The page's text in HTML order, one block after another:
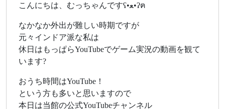
こんにちは、むっちゃんですʕ•ﻌ•ʔฅ
なかなか外出が難しい時期ですが
元々インドア派な私は
休日はもっぱらYouTubeでゲーム実況の動画を観て
います?
おうち時間はYouTube！
という方も多いと思いますので
本日は当館の公式YouTubeチャンネル